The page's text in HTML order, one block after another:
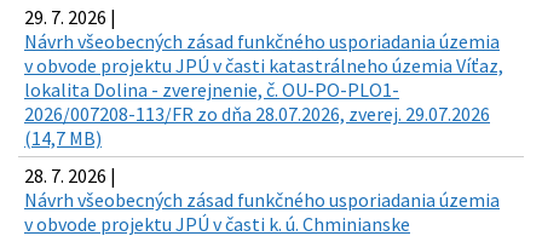
29. 7. 2026 |
Návrh všeobecných zásad funkčného usporiadania územia
v obvode projektu JPÚ v časti katastrálneho územia Víťaz,
lokalita Dolina - zverejnenie, č. OU-PO-PLO1-
2026/007208-113/FR zo dňa 28.07.2026, zverej. 29.07.2026
(14,7 MB)
28. 7. 2026 |
Návrh všeobecných zásad funkčného usporiadania územia
v obvode projektu JPÚ v časti k. ú. Chminianske